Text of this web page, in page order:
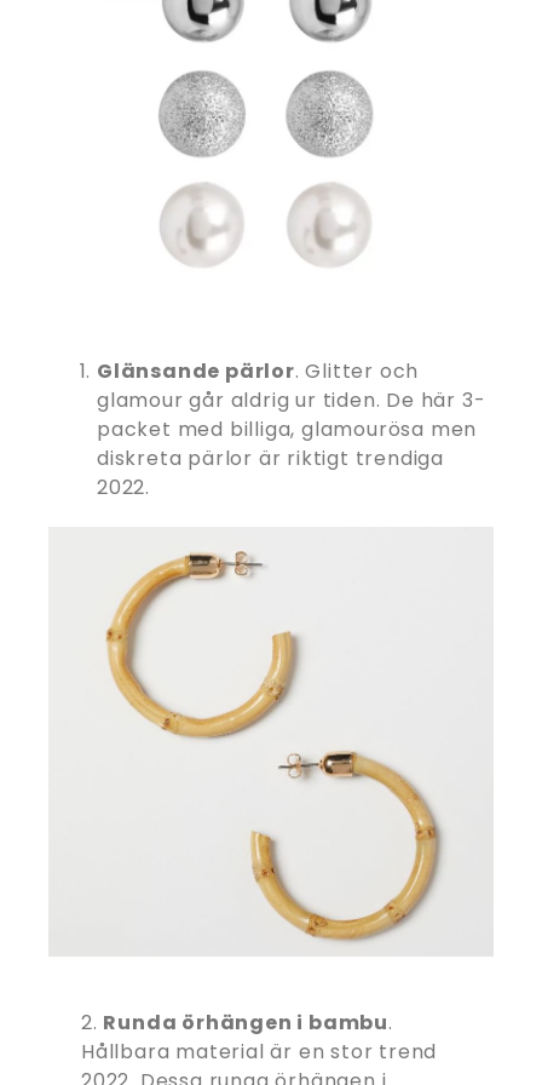
Glänsande pärlor. Glitter och
glamour går aldrig ur tiden. De här 3-
packet med billiga, glamourösa men
diskreta pärlor är riktigt trendiga
2022.
2. Runda örhängen i bambu.
Hållbara material är en stor trend